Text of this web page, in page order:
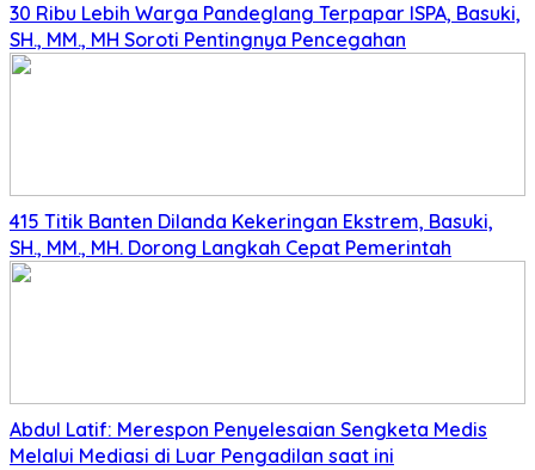
30 Ribu Lebih Warga Pandeglang Terpapar ISPA, Basuki,
SH., MM., MH Soroti Pentingnya Pencegahan
415 Titik Banten Dilanda Kekeringan Ekstrem, Basuki,
SH., MM., MH. Dorong Langkah Cepat Pemerintah
Abdul Latif: Merespon Penyelesaian Sengketa Medis
Melalui Mediasi di Luar Pengadilan saat ini